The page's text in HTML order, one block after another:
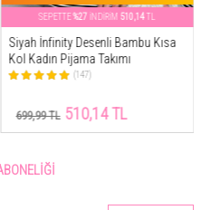
SEPETTE%26 İNDİRİM 517,81TL
Mint Spring is My Life Çiçek Desenli
Kısa Kollu Örme Kadın Pijama
Takımı
(52)
699,99 TL 517,81 TL